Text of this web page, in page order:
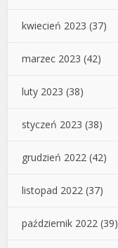
kwiecień 2023 (37)
marzec 2023 (42)
luty 2023 (38)
styczeń 2023 (38)
grudzień 2022 (42)
listopad 2022 (37)
październik 2022 (39)